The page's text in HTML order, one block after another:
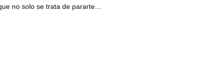
no solo se trata de pararte…